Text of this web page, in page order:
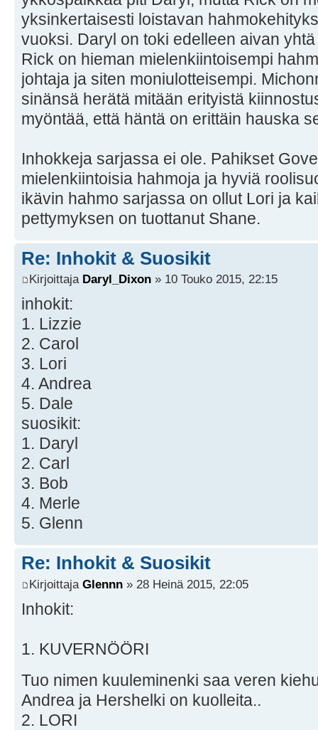
yksinkertaisesti loistavan
vuoksi. Daryl on toki edelleen aivan
Rick on hieman mielenkiintoisempi
johtaja ja siten moniulotteisempi.
sinänsä herätä mitään erityistä
myöntää, että häntä on erittäin hauska
Inhokkeja sarjassa ei ole. Pahikset
mielenkiintoisia hahmoja ja hyviä
ikävin hahmo sarjassa on ollut Lori ja
pettymyksen on tuottanut Shane.
Re: Inhokit & Suosikit
Kirjoittaja Daryl_Dixon » 10 Touko 2015, 22:15
inhokit:
1. Lizzie
2. Carol
3. Lori
4. Andrea
5. Dale
suosikit:
1. Daryl
2. Carl
3. Bob
4. Merle
5. Glenn
Re: Inhokit & Suosikit
Kirjoittaja Glennn » 28 Heinä 2015, 22:05
Inhokit:
1. KUVERNÖÖRI
Tuo nimen kuuleminenki saa veren
Andrea ja Hershelki on kuolleita..
2. LORI